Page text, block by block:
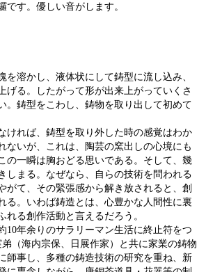
です。優しい音がします。
溶かし、液体状にして鋳型に流し込み、
げる。したがって形が出来上がっていくさ
。鋳型をこわし、鋳物を取り出して初めて
ければ、鋳型を取り外した時の感覚はわか
ないが、これは、陶芸の窯出しの心境にも
の一瞬は胸おどる思いである。そして、幾
しまる。なぜなら、自らの技術を問われる
がて、その緊張感から解き放されると、創
る。いわば鋳造とは、心豊かな人間性に裏
れる創作活動と言えるだろう。
年余りのサラリーマン生活に終止符をつ
（海内宗保、日展作家）と共に家業の鋳物
師事し、多種の鋳造技術の研究を重ね、新